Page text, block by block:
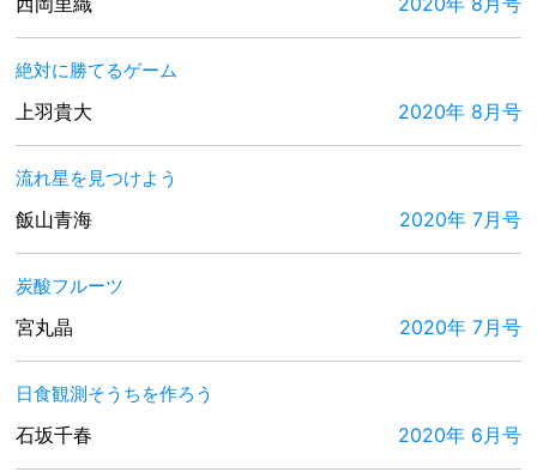
絶対に勝てるゲーム
上羽貴大 2020年 8月号
流れ星を見つけよう
飯山青海 2020年 7月号
炭酸フルーツ
宮丸晶 2020年 7月号
日食観測そうちを作ろう
石坂千春 2020年 6月号